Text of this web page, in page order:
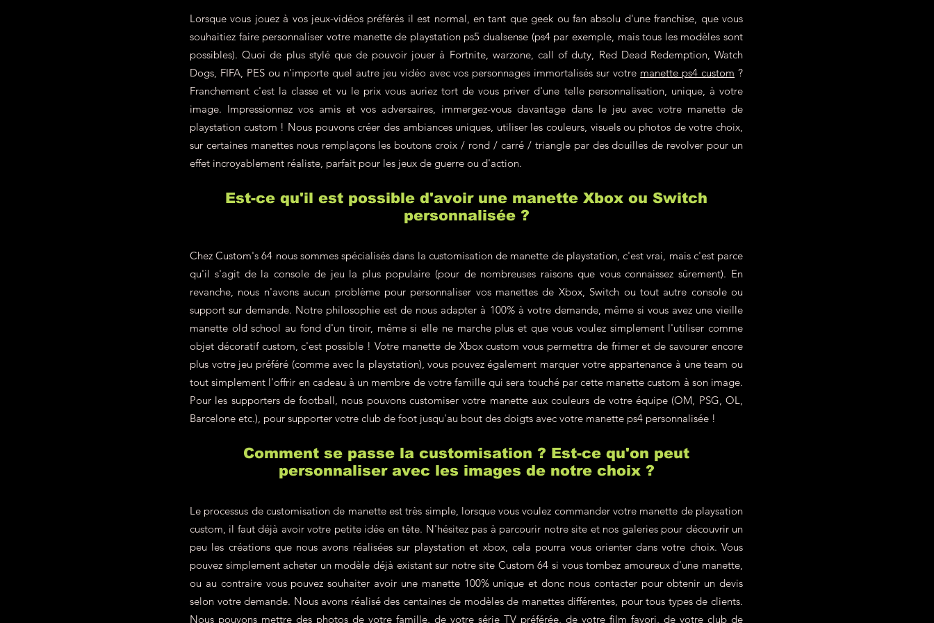
Lorsque vous jouez à vos jeux-vidéos préférés il est normal, en tant que geek ou fan absolu d'une franchise, que vous
souhaitiez faire personnaliser votre manette de playstation ps5 dualsense (ps4 par exemple, mais tous les modèles sont
possibles). Quoi de plus stylé que de pouvoir jouer à Fortnite, warzone, call of duty, Red Dead Redemption, Watch
Dogs, FIFA, PES ou n'importe quel autre jeu vidéo avec vos personnages immortalisés sur votre manette ps4 custom ?
Franchement c'est la classe et vu le prix vous auriez tort de vous priver d'une telle personnalisation, unique, à votre
image. Impressionnez vos amis et vos adversaires, immergez-vous davantage dans le jeu avec votre manette de
playstation custom ! Nous pouvons créer des ambiances uniques, utiliser les couleurs, visuels ou photos de votre choix,
sur certaines manettes nous remplaçons les boutons croix / rond / carré / triangle par des douilles de revolver pour un
effet incroyablement réaliste, parfait pour les jeux de guerre ou d'action.
Est-ce qu'il est possible d'avoir une manette Xbox ou Switch
personnalisée ?
Chez Custom's 64 nous sommes spécialisés dans la customisation de manette de playstation, c'est vrai, mais c'est parce
qu'il s'agit de la console de jeu la plus populaire (pour de nombreuses raisons que vous connaissez sûrement). En
revanche, nous n'avons aucun problème pour personnaliser vos manettes de Xbox, Switch ou tout autre console ou
support sur demande. Notre philosophie est de nous adapter à 100% à votre demande, même si vous avez une vieille
manette old school au fond d'un tiroir, même si elle ne marche plus et que vous voulez simplement l'utiliser comme
objet décoratif custom, c'est possible ! Votre manette de Xbox custom vous permettra de frimer et de savourer encore
plus votre jeu préféré (comme avec la playstation), vous pouvez également marquer votre appartenance à une team ou
tout simplement l'offrir en cadeau à un membre de votre famille qui sera touché par cette manette custom à son image.
Pour les supporters de football, nous pouvons customiser votre manette aux couleurs de votre équipe (OM, PSG, OL,
Barcelone etc.), pour supporter votre club de foot jusqu'au bout des doigts avec votre manette ps4 personnalisée !
Comment se passe la customisation ? Est-ce qu'on peut
personnaliser avec les images de notre choix ?
Le processus de customisation de manette est très simple, lorsque vous voulez commander votre manette de playsation
custom, il faut déjà avoir votre petite idée en tête. N'hésitez pas à parcourir notre site et nos galeries pour découvrir un
peu les créations que nous avons réalisées sur playstation et xbox, cela pourra vous orienter dans votre choix. Vous
pouvez simplement acheter un modèle déjà existant sur notre site Custom 64 si vous tombez amoureux d'une manette,
ou au contraire vous pouvez souhaiter avoir une manette 100% unique et donc nous contacter pour obtenir un devis
selon votre demande. Nous avons réalisé des centaines de modèles de manettes différentes, pour tous types de clients.
Nous pouvons mettre des photos de votre famille, de votre série TV préférée, de votre film favori, de votre club de